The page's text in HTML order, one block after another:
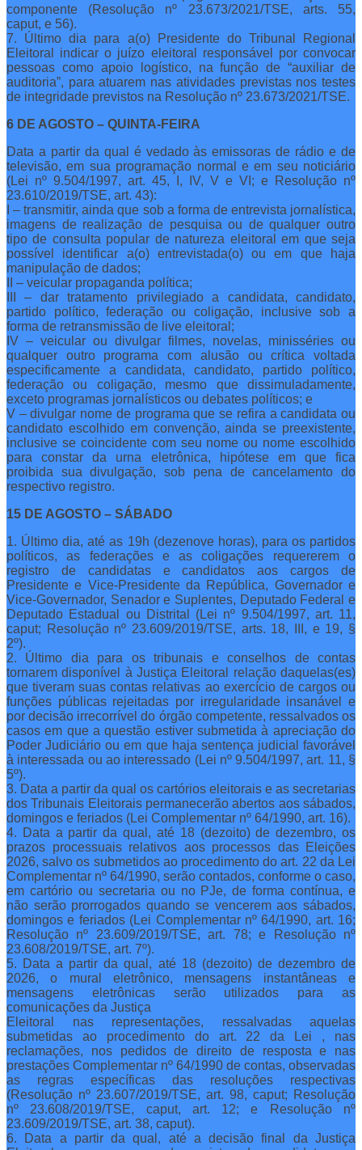
componente (Resolução nº 23.673/2021/TSE, arts. 55,
caput, e 56).
7. Último dia para a(o) Presidente do Tribunal Regional
Eleitoral indicar o juízo eleitoral responsável por convocar
pessoas como apoio logístico, na função de “auxiliar de
auditoria”, para atuarem nas atividades previstas nos testes
de integridade previstos na Resolução nº 23.673/2021/TSE.
6 DE AGOSTO – QUINTA-FEIRA
Data a partir da qual é vedado às emissoras de rádio e de
televisão, em sua programação normal e em seu noticiário
(Lei nº 9.504/1997, art. 45, I, IV, V e VI; e Resolução nº
23.610/2019/TSE, art. 43):
I – transmitir, ainda que sob a forma de entrevista jornalística,
imagens de realização de pesquisa ou de qualquer outro
tipo de consulta popular de natureza eleitoral em que seja
possível identificar a(o) entrevistada(o) ou em que haja
manipulação de dados;
II – veicular propaganda política;
III – dar tratamento privilegiado a candidata, candidato,
partido político, federação ou coligação, inclusive sob a
forma de retransmissão de live eleitoral;
IV – veicular ou divulgar filmes, novelas, minisséries ou
qualquer outro programa com alusão ou crítica voltada
especificamente a candidata, candidato, partido político,
federação ou coligação, mesmo que dissimuladamente,
exceto programas jornalísticos ou debates políticos; e
V – divulgar nome de programa que se refira a candidata ou
candidato escolhido em convenção, ainda se preexistente,
inclusive se coincidente com seu nome ou nome escolhido
para constar da urna eletrônica, hipótese em que fica
proibida sua divulgação, sob pena de cancelamento do
respectivo registro.
15 DE AGOSTO – SÁBADO
1. Último dia, até as 19h (dezenove horas), para os partidos
políticos, as federações e as coligações requererem o
registro de candidatas e candidatos aos cargos de
Presidente e Vice-Presidente da República, Governador e
Vice-Governador, Senador e Suplentes, Deputado Federal e
Deputado Estadual ou Distrital (Lei nº 9.504/1997, art. 11,
caput; Resolução nº 23.609/2019/TSE, arts. 18, III, e 19, §
2º).
2. Último dia para os tribunais e conselhos de contas
tornarem disponível à Justiça Eleitoral relação daquelas(es)
que tiveram suas contas relativas ao exercício de cargos ou
funções públicas rejeitadas por irregularidade insanável e
por decisão irrecorrível do órgão competente, ressalvados os
casos em que a questão estiver submetida à apreciação do
Poder Judiciário ou em que haja sentença judicial favorável
à interessada ou ao interessado (Lei nº 9.504/1997, art. 11, §
5º).
3. Data a partir da qual os cartórios eleitorais e as secretarias
dos Tribunais Eleitorais permanecerão abertos aos sábados,
domingos e feriados (Lei Complementar nº 64/1990, art. 16).
4. Data a partir da qual, até 18 (dezoito) de dezembro, os
prazos processuais relativos aos processos das Eleições
2026, salvo os submetidos ao procedimento do art. 22 da Lei
Complementar nº 64/1990, serão contados, conforme o caso,
em cartório ou secretaria ou no PJe, de forma contínua, e
não serão prorrogados quando se vencerem aos sábados,
domingos e feriados (Lei Complementar nº 64/1990, art. 16;
Resolução nº 23.609/2019/TSE, art. 78; e Resolução nº
23.608/2019/TSE, art. 7º).
5. Data a partir da qual, até 18 (dezoito) de dezembro de
2026, o mural eletrônico, mensagens instantâneas e
mensagens eletrônicas serão utilizados para as
comunicações da Justiça
Eleitoral nas representações, ressalvadas aquelas
submetidas ao procedimento do art. 22 da Lei , nas
reclamações, nos pedidos de direito de resposta e nas
prestações Complementar nº 64/1990 de contas, observadas
as regras específicas das resoluções respectivas
(Resolução nº 23.607/2019/TSE, art. 98, caput; Resolução
nº 23.608/2019/TSE, caput, art. 12; e Resolução nº
23.609/2019/TSE, art. 38, caput).
6. Data a partir da qual, até a decisão final da Justiça